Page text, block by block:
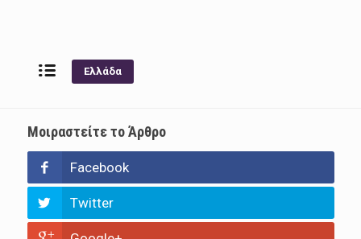
Ελλάδα
Μοιραστείτε το Άρθρο
Facebook
Twitter